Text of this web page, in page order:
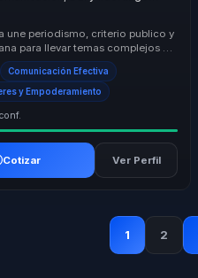
decisiones ejecutivas para
une periodismo, criterio publico y
para llevar temas complejos a
comprensible y
Comunicación Efectiva
y Empoderamiento
conf.
Cotizar Ver Perfil
1 2